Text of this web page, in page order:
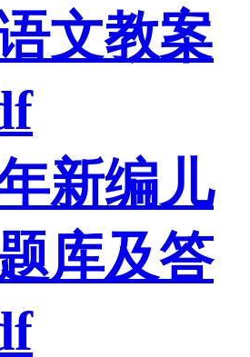
文教案
新编儿
库及答